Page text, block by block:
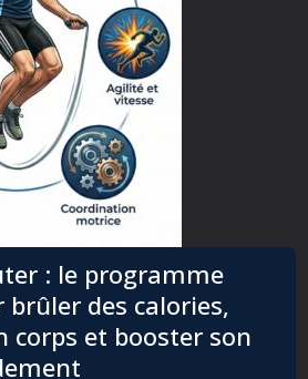
: le programme
des calories,
corps et booster son